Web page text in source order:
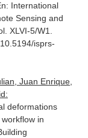
International
Sensing and
XLVI-5/W1.
isprs-
Juan Enrique,
deformations
in